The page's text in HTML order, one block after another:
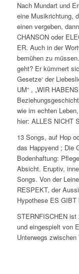
Nach Mundart und
eine Musikrichtung,
einen vergeben,
CHANSON oder
ER. Auch in der
bemühen zu
geht? Er kümmert
Gesetze‘ der
UM“ , „WIR
wie im echten
hier: ALLES NICHT
13 Songs, auf Hop
das Happyend ; Die
Bodenhaftung:
Absicht. Eruptiv,
Songs. Von der
RESPEKT, der
Hypothese ES
STERNFISCHEN
und eingespielt von
Unterwegs zwischen